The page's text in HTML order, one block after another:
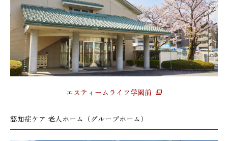
エスティームライフ学園前
認知症ケア 老人ホーム（グループホーム）